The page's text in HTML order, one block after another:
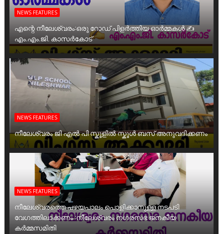
NEWS FEATURES
എന്റെ നീലേശ്വരം:ഒരു റോഡ് പിളർത്തിയ ഓർമ്മകൾ ✍️
എം.എം.ജി. കാസർകോട്
NEWS FEATURES
നീലേശ്വരം ജി എൽ പി സ്കൂളിൽ സ്കൂൾ ബസ് അനുവദിക്കണം
NEWS FEATURES
നീലേശ്വരത്തെ പഴയപാലം പൊളിക്കാനുള്ള നടപടി
വേഗത്തിലാക്കണം :നീലേശ്വരം നഗരസഭ ജനകീയ
കർമ്മസമിതി